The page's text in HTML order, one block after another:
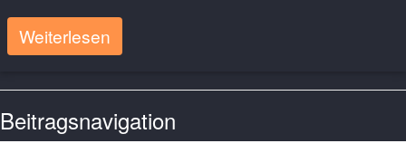
Weiterlesen
Beitragsnavigation